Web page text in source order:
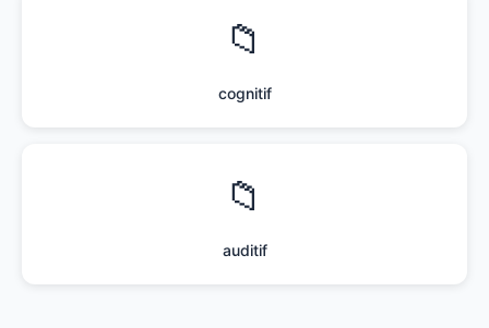
📁
cognitif
📁
auditif